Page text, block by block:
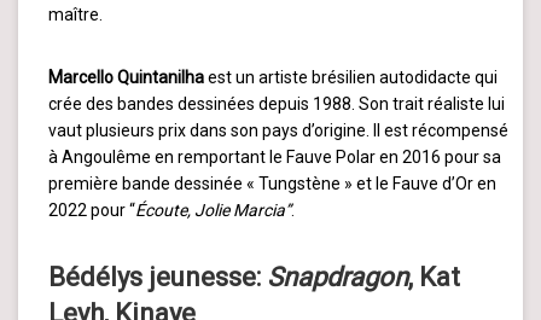
maître.
Marcello Quintanilhaest un artiste brésilien autodidacte qui
crée des bandes dessinées depuis 1988. Son trait réaliste lui
vaut plusieurs prix dans son pays d’origine. Il est récompensé
à Angoulême en remportant le Fauve Polar en 2016 pour sa
première bande dessinée « Tungstène » et le Fauve d’Or en
2022 pour “Écoute, Jolie Marcia”.
Bédélys jeunesse: Snapdragon, Kat
Leyh, Kinaye